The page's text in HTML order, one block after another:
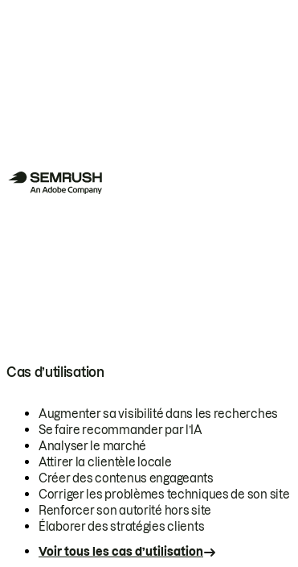
Cas d’utilisation
Augmenter sa visibilité dans les recherches
Se faire recommander par l’IA
Analyser le marché
Attirer la clientèle locale
Créer des contenus engageants
Corriger les problèmes techniques de son site
Renforcer son autorité hors site
Élaborer des stratégies clients
Voir tous les cas d’utilisation